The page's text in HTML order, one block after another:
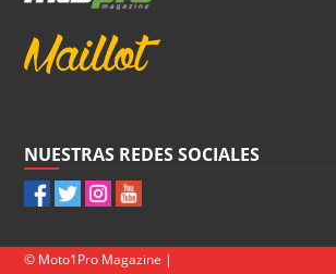
NUESTRAS REDES SOCIALES
© Moto1Pro Magazine |